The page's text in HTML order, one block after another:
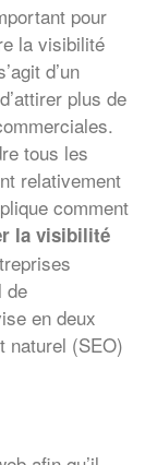
pour
la visibilité
d’un
plus de
tous les
relativement
comment
la visibilité
de
en deux
naturel (SEO)